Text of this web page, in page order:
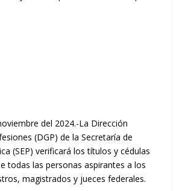
del 2024.-La Dirección
(DGP) de la Secretaría de
(SEP) verificará los títulos y cédulas
todas las personas aspirantes a los
magistrados y jueces federales.